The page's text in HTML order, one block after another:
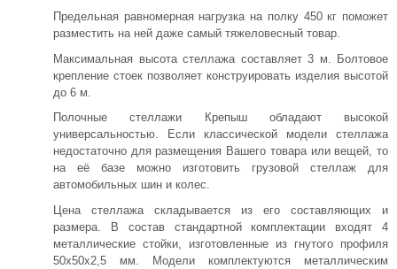
Предельная равномерная нагрузка на полку 450 кг поможет
разместить на ней даже самый тяжеловесный товар.
Максимальная высота стеллажа составляет 3 м. Болтовое
крепление стоек позволяет конструировать изделия высотой
до 6 м.
Полочные стеллажи Крепыш обладают высокой
универсальностью. Если классической модели стеллажа
недостаточно для размещения Вашего товара или вещей, то
на её базе можно изготовить грузовой стеллаж для
автомобильных шин и колес.
Цена стеллажа складывается из его составляющих и
размера. В состав стандартной комплектации входят 4
металлические стойки, изготовленные из гнутого профиля
50х50х2,5 мм. Модели комплектуются металлическим